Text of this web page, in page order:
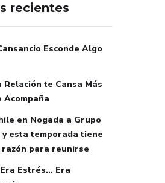
recientes
Esconde Algo
Relación te Cansa Más
Acompaña
en Nogada a Grupo
y esta temporada tiene
razón para reunirse
Estrés… Era